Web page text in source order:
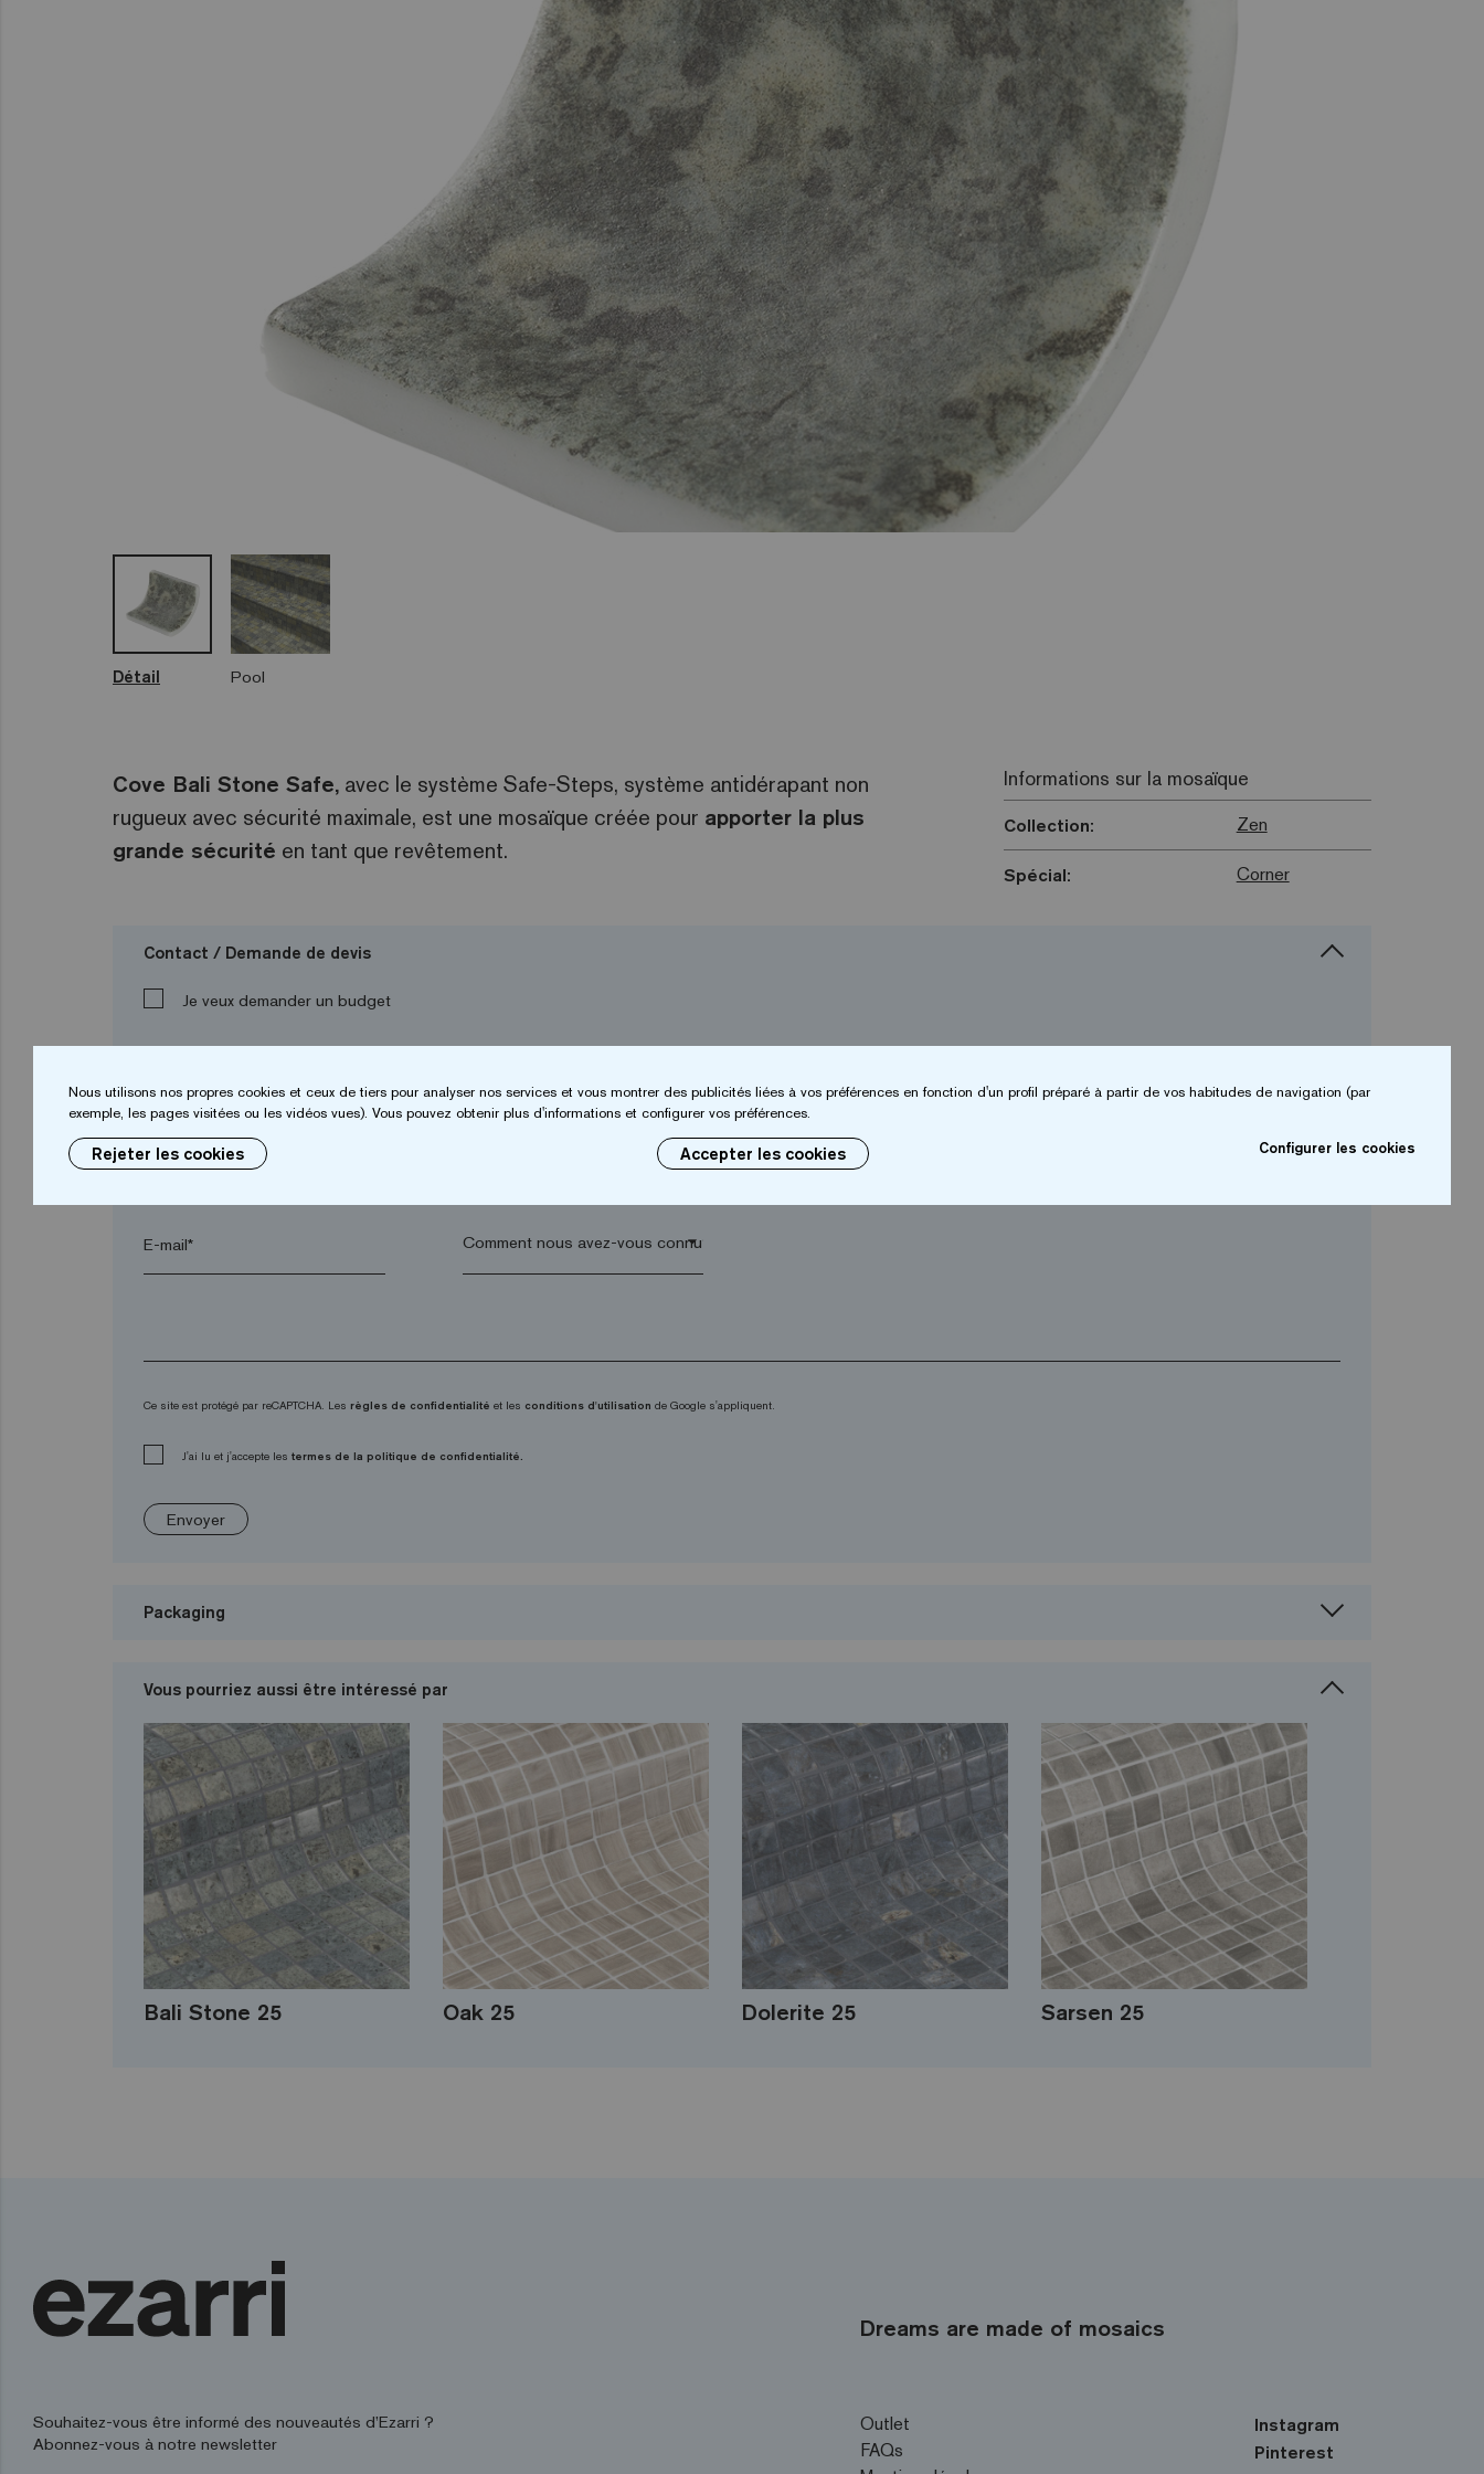
Détail Pool
Cove Bali Stone Safe, avec le système Safe-Steps, système antidérapant non
rugueux avec sécurité maximale, est une mosaïque créée pour apporter la plus
grande sécurité en tant que revêtement.
Informations sur la mosaïque
Collection: Zen
Spécial: Corner
Contact / Demande de devis
Je veux demander un budget
Prénom* Nom* Entreprise* arrow_drop_down
Ville*
E-mail* arrow_drop_down
Ce site est protégé par reCAPTCHA. Les règles de confidentialité et les conditions d'utilisation de Google s'appliquent.
J'ai lu et j'accepte les termes de la politique de confidentialité.
Envoyer
Packaging
Vous pourriez aussi être intéressé par
Bali Stone 25 Oak 25 Dolerite 25 Sarsen 25
Dreams are made of mosaics
Souhaitez-vous être informé des nouveautés d’Ezarri ?
Abonnez-vous à notre newsletter
Outlet
FAQs
Instagram
Pinterest
Nous utilisons nos propres cookies et ceux de tiers pour analyser nos services et vous montrer des publicités liées à vos préférences en fonction d'un profil préparé à partir de vos habitudes de navigation (par
exemple, les pages visitées ou les vidéos vues). Vous pouvez obtenir plus d'informations et configurer vos préférences.
Rejeter les cookies Accepter les cookies Configurer les cookies